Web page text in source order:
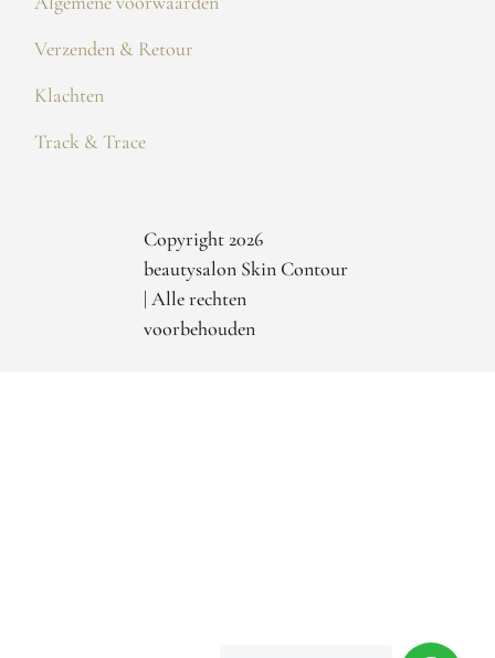
Verzenden & Retour
Klachten
Track & Trace
Copyright 2026
beautysalon Skin Contour
| Alle rechten
voorbehouden